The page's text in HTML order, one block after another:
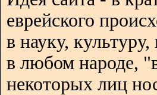
еврейского
в науку,
в любом народе,
некоторых лиц